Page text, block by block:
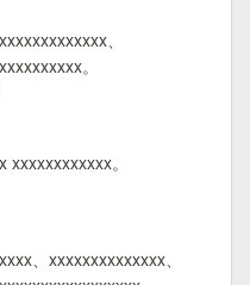
、
。
。
、xxxxxxxxxxxxxx、